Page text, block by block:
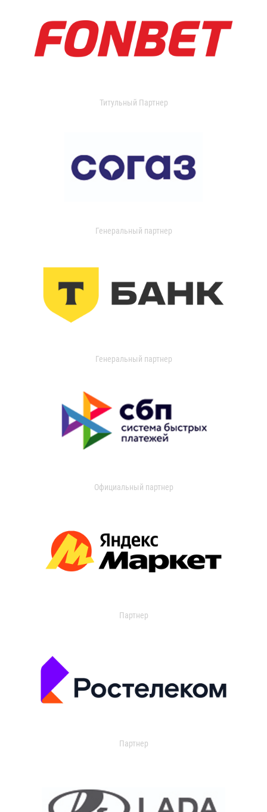
Титульный Партнер
Генеральный партнер
Генеральный партнер
Официальный партнер
Партнер
Партнер